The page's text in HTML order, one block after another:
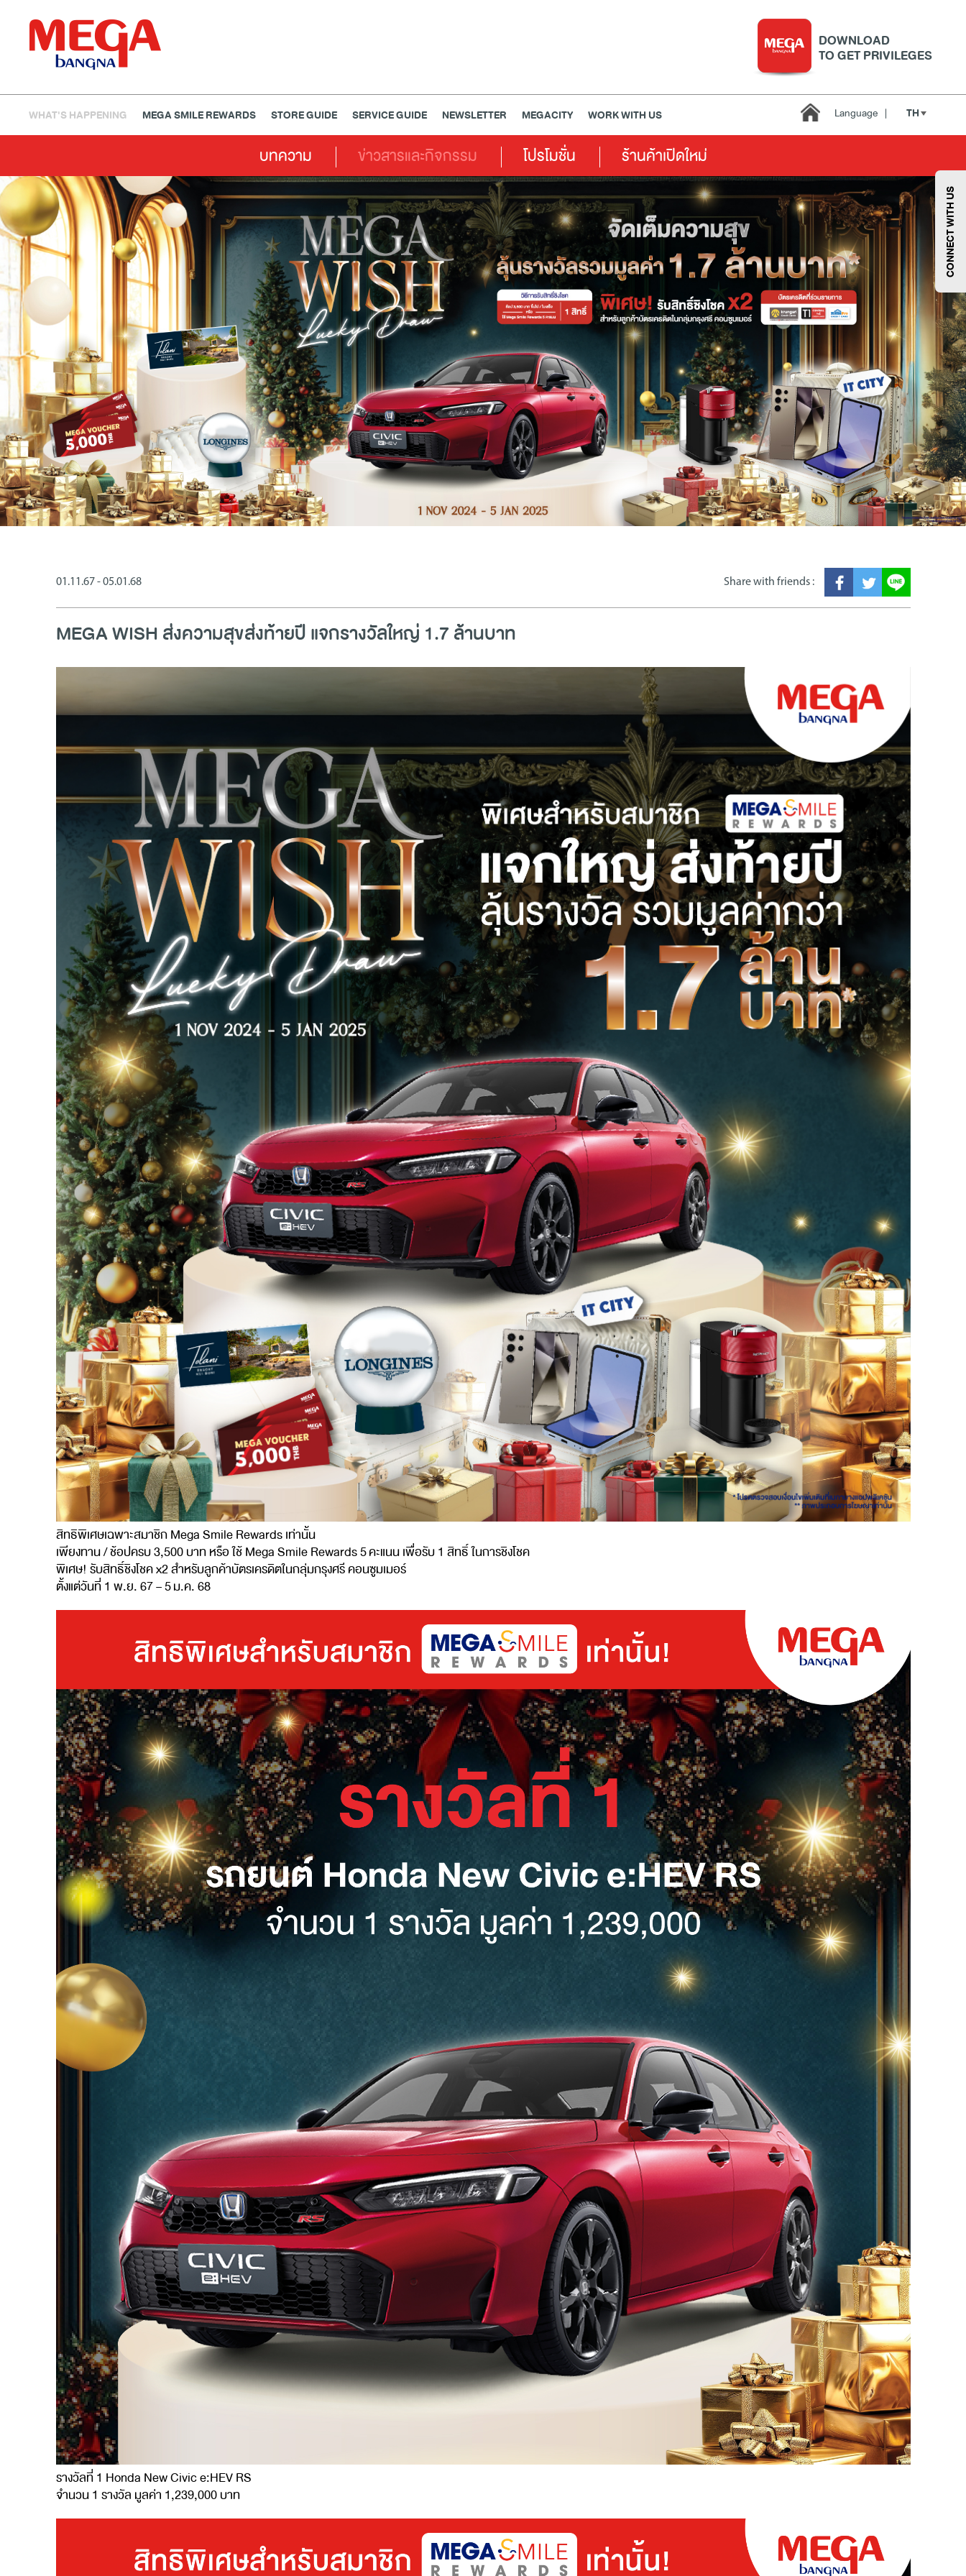
DOWNLOAD
TO GET PRIVILEGES
WHAT'S HAPPENING MEGA SMILE REWARDS STORE GUIDE SERVICE GUIDE NEWSLETTER MEGACITY WORK WITH US Language | TH
ธนาคาร ร้านอาหาร เอ็นเตอร์เทนเม้นท์ แฟชั่น เครื่องประดับ การตกแต่งบ้าน แม่และเด็ก ไลฟ์สไตล์ บริการ เมกา สมาร์ท คิดส์ กีฬา
ซูเปอร์มาร์เก็ต
แกดเจ็ตและเทคโนโลยี
สุขภาพและความงาม
แฟชั่น@Megabangna
CONNECT WITH US
บทความ ข่าวสารและกิจกรรม โปรโมชั่น ร้านค้าเปิดใหม่
01.11.67 - 05.01.68 Share with friends :
MEGA WISH ส่งความสุขส่งท้ายปี แจกรางวัลใหญ่ 1.7 ล้านบาท
สิทธิพิเศษเฉพาะสมาชิกMega Smile Rewardsเท่านั้น
เพียงทาน /ช้อปครบ3,500บาท หรือใช้Mega Smile Rewards 5คะแนน เพื่อรับ1 สิทธิ์ในการชิงโชค
พิเศษ! รับสิทธิ์ชิงโชคx2สำหรับลูกค้าบัตรเครดิตในกลุ่มกรุงศรี คอนซูมเมอร์
ตั้งแต่วันที่1 พ.ย. 67 – 5ม.ค. 68
รางวัลที่ 1 Honda NewCivice:HEV RS
จำนวน 1 รางวัล มูลค่า 1,239,000 บาท